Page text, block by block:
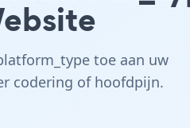
toe aan uw
codering of hoofdpijn.